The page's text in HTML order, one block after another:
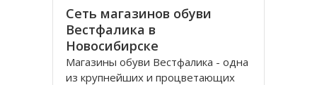
Сеть магазинов обуви
Вестфалика в
Новосибирске
Магазины обуви Вестфалика - одна
из крупнейших и процветающих